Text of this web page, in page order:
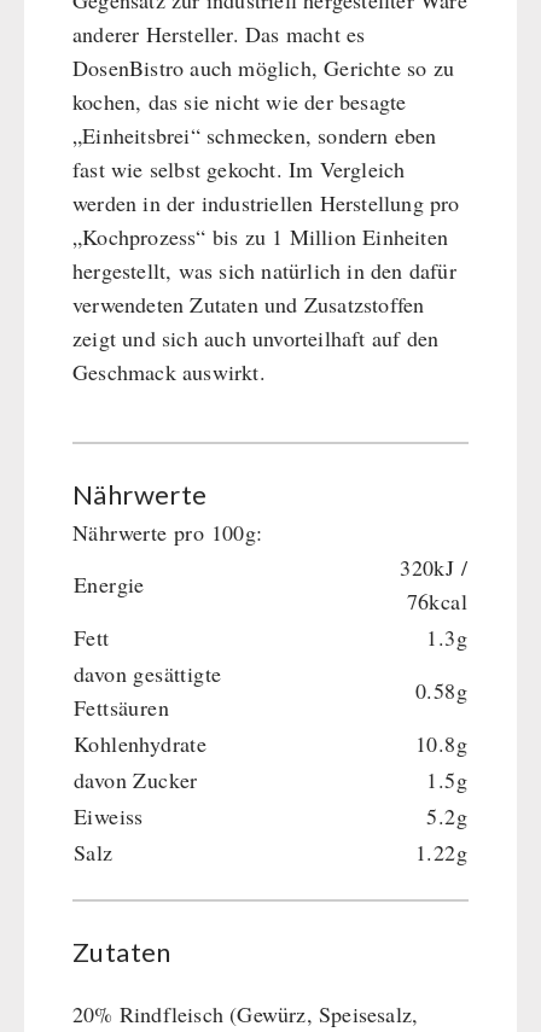
anderer Hersteller. Das macht es
DosenBistro auch möglich, Gerichte so zu
kochen, das sie nicht wie der besagte
„Einheitsbrei“ schmecken, sondern eben
fast wie selbst gekocht. Im Vergleich
werden in der industriellen Herstellung pro
„Kochprozess“ bis zu 1 Million Einheiten
hergestellt, was sich natürlich in den dafür
verwendeten Zutaten und Zusatzstoffen
zeigt und sich auch unvorteilhaft auf den
Geschmack auswirkt.
Nährwerte
Nährwerte pro 100g:
Energie
320kJ /
76kcal
Fett
1.3g
davon gesättigte
Fettsäuren
0.58g
Kohlenhydrate
10.8g
davon Zucker
1.5g
Eiweiss
5.2g
Salz
1.22g
Zutaten
20% Rindfleisch (Gewürz, Speisesalz,